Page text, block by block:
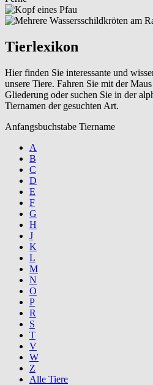
Tierlexikon
Hier finden Sie interessante und
unsere Tiere. Fahren Sie mit der
Gliederung oder suchen Sie in der
Tiernamen der gesuchten Art.
Anfangsbuchstabe Tiername
A
B
C
D
E
F
G
H
J
K
L
M
N
O
P
R
S
T
V
W
Z
Alle Tiere